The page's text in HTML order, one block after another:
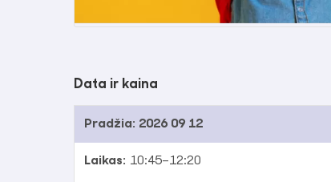
Data ir kaina
Pradžia: 2026 09 12
Laikas: 10:45–12:20